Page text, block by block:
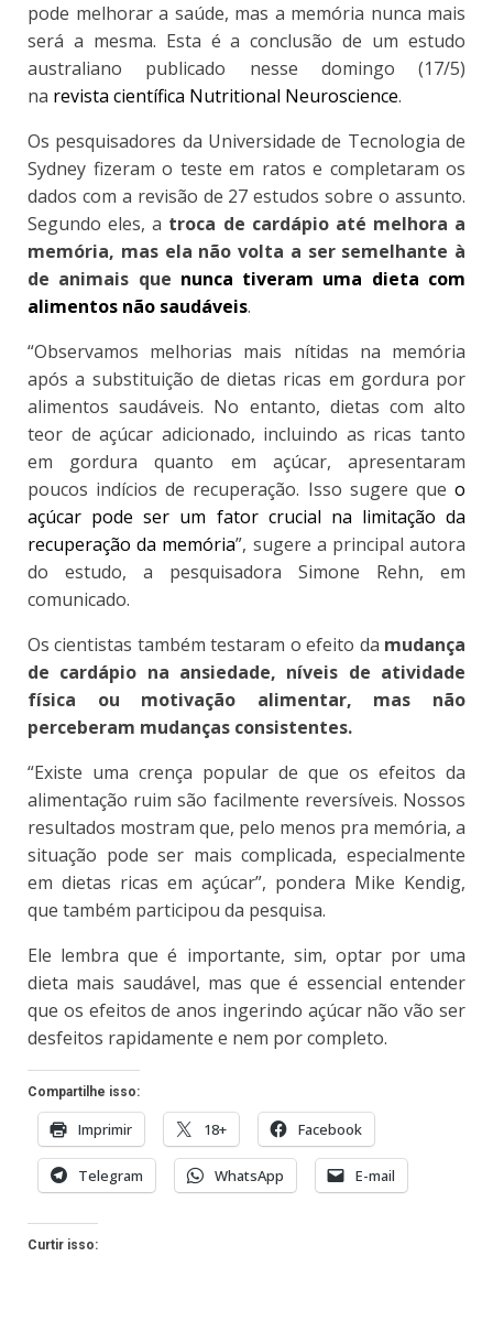
pode melhorar a saúde, mas a memória nunca mais
será a mesma. Esta é a conclusão de um estudo
australiano publicado nesse domingo (17/5)
na revista científica Nutritional Neuroscience.
Os pesquisadores da Universidade de Tecnologia de
Sydney fizeram o teste em ratos e completaram os
dados com a revisão de 27 estudos sobre o assunto.
Segundo eles, a troca de cardápio até melhora a
memória, mas ela não volta a ser semelhante à
de animais que nunca tiveram uma dieta com
alimentos não saudáveis.
“Observamos melhorias mais nítidas na memória
após a substituição de dietas ricas em gordura por
alimentos saudáveis. No entanto, dietas com alto
teor de açúcar adicionado, incluindo as ricas tanto
em gordura quanto em açúcar, apresentaram
poucos indícios de recuperação. Isso sugere que o
açúcar pode ser um fator crucial na limitação da
recuperação da memória”, sugere a principal autora
do estudo, a pesquisadora Simone Rehn, em
comunicado.
Os cientistas também testaram o efeito da mudança
de cardápio na ansiedade, níveis de atividade
física ou motivação alimentar, mas não
perceberam mudanças consistentes.
“Existe uma crença popular de que os efeitos da
alimentação ruim são facilmente reversíveis. Nossos
resultados mostram que, pelo menos pra memória, a
situação pode ser mais complicada, especialmente
em dietas ricas em açúcar”, pondera Mike Kendig,
que também participou da pesquisa.
Ele lembra que é importante, sim, optar por uma
dieta mais saudável, mas que é essencial entender
que os efeitos de anos ingerindo açúcar não vão ser
desfeitos rapidamente e nem por completo.
Compartilhe isso:
Imprimir 18+ Facebook
Telegram WhatsApp E-mail
Curtir isso: